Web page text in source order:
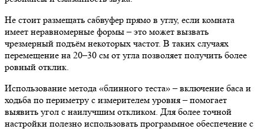
Не стоит размещать сабвуфер прямо в углу, если комната
имеет неравномерные формы – это может вызвать
чрезмерный подъём некоторых частот. В таких случаях
перемещение на 20–30 см от угла позволяет получить более
ровный отклик.
Использование метода «блинного теста» – включение баса и
ходьба по периметру с измерителем уровня – помогает
выявить угол с наилучшим откликом. Для более точной
настройки полезно использовать программное обеспечение с